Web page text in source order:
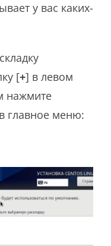
у вас каких-
[+] в левом
нажмите
главное меню: